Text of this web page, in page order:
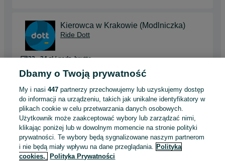
Kierowca w Krakowie (Modlniczka)
Ride Dott
32 - 34 zł / godz. brutto
Pełny etat
Doświadczenie nie jest wymagane
Prawo jazdy: Kat. B
Dyspozycyjność: Elastyczny czas pracy, Praca zmianowa,
Praca w weekendy
Odświeżono dnia 03 sierpnia 2026
Dbamy o Twoją prywatność
My i nasi447 partnerzy przechowujemy lub uzyskujemy dostęp
do informacji na urządzeniu, takich jak unikalne identyfikatory w
plikach cookie w celu przetwarzania danych osobowych.
Użytkownik może zaakceptować wybory lub zarządzać nimi,
klikając poniżej lub w dowolnym momencie na stronie polityki
prywatności. Te wybory będą sygnalizowane naszym partnerom
i nie będą miały wpływu na dane przeglądania. Polityka
cookies,
Polityka Prywatności